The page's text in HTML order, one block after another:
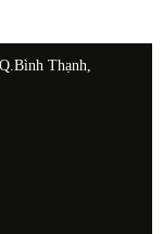
Thạnh,